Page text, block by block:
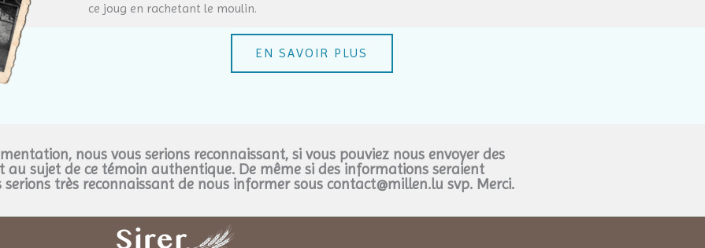
ce joug en rachetant le moulin.
EN SAVOIR PLUS
nous vous serions reconnaissant, si vous pouviez nous envoyer des
sujet de ce témoin authentique. De même si des informations seraient
très reconnaissant de nous informer sous contact@millen.lu svp. Merci.